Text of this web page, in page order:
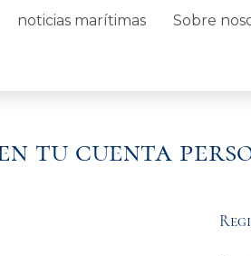
noticias marítimas Sobre
tu cuenta